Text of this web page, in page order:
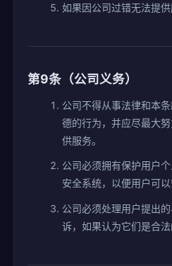
如果因公司过错无法提供
第9条（公司义务）
公司不得从事法律和本
德的行为，并应尽最大
供服务。
公司必须拥有保护用户
安全系统，以便用户可以
公司必须处理用户提出
诉，如果认为它们是合法